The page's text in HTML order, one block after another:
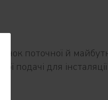
поточної й
подачі для інсталяції